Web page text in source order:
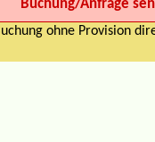
ohne Provision